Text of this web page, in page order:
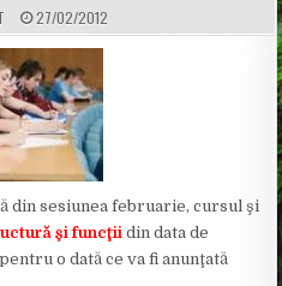
P
U
B
L
I
S
H
E
D
D
T
:
27/02/2012
din sesiunea februarie, cursul şi
şi funcţii din data de
o dată ce va fi anunţată